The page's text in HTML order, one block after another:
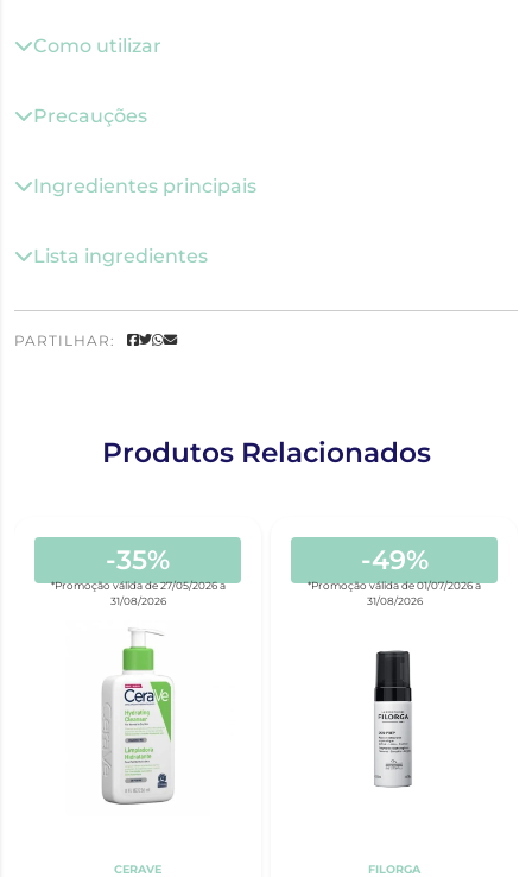
Como utilizar
Precauções
Ingredientes principais
Lista ingredientes
PARTILHAR:
Produtos Relacionados
-35%
*Promoção válida de 27/05/2026 a
31/08/2026
CERAVE
-49%
*Promoção válida de 01/07/2026 a
31/08/2026
FILORGA